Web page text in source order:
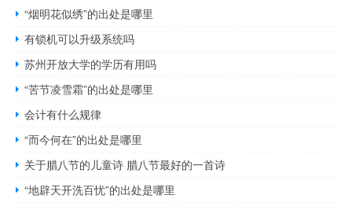
“烟明花似绣”的出处是哪里
有锁机可以升级系统吗
苏州开放大学的学历有用吗
“苦节凌雪霜”的出处是哪里
会计有什么规律
“而今何在”的出处是哪里
关于腊八节的儿童诗 腊八节最好的一首诗
“地辟天开洗百忧”的出处是哪里